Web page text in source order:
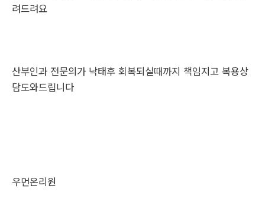
려드려요
산부인과 전문의가 낙태후 회복되실때까지 책임지고 복용상
담도와드립니다
우먼온리원